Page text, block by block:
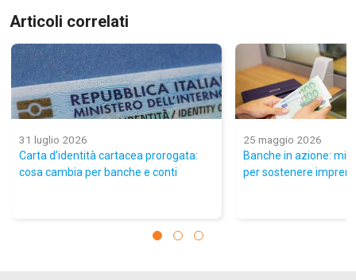
Articoli correlati
31 luglio 2026
Carta d’identità cartacea prorogata:
cosa cambia per banche e conti
25 maggio 2026
Banche in azione:
per sostenere